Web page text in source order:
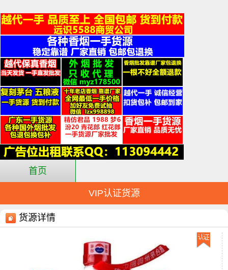
首页
VIP认证货源
货源详情